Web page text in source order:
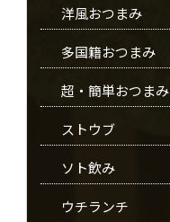
洋風おつまみ
多国籍おつまみ
超・簡単おつまみ
ストウブ
ソト飲み
ウチランチ